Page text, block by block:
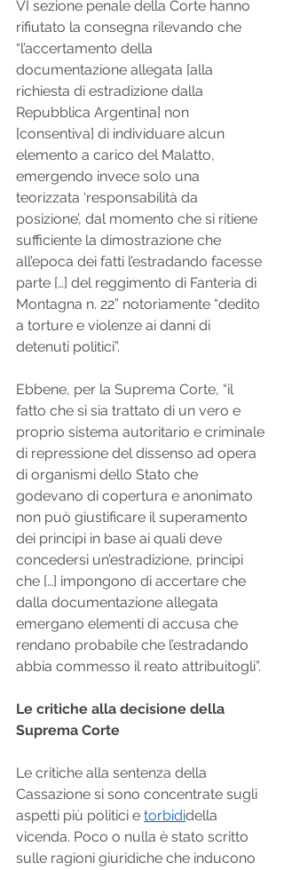
VI sezione penale della Corte hanno
rifiutato la consegna rilevando che
“l’accertamento della
documentazione allegata [alla
richiesta di estradizione dalla
Repubblica Argentina] non
[consentiva] di individuare alcun
elemento a carico del Malatto,
emergendo invece solo una
teorizzata ‘responsabilità da
posizione’, dal momento che si ritiene
sufficiente la dimostrazione che
all’epoca dei fatti l’estradando facesse
parte […] del reggimento di Fanteria di
Montagna n. 22” notoriamente “dedito
a torture e violenze ai danni di
detenuti politici”.
Ebbene, per la Suprema Corte, “il
fatto che si sia trattato di un vero e
proprio sistema autoritario e criminale
di repressione del dissenso ad opera
di organismi dello Stato che
godevano di copertura e anonimato
non può giustificare il superamento
dei principi in base ai quali deve
concedersi un’estradizione, principi
che […] impongono di accertare che
dalla documentazione allegata
emergano elementi di accusa che
rendano probabile che l’estradando
abbia commesso il reato attribuitogli”.
Le critiche alla decisione della
Suprema Corte
Le critiche alla sentenza della
Cassazione si sono concentrate sugli
aspetti più politici e torbididella
vicenda. Poco o nulla è stato scritto
sulle ragioni giuridiche che inducono